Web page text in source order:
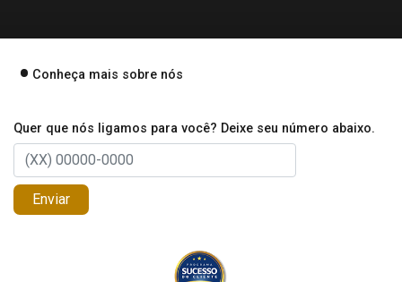
Conheça mais sobre nós
Quer que nós ligamos para você? Deixe seu número abaixo.
Enviar